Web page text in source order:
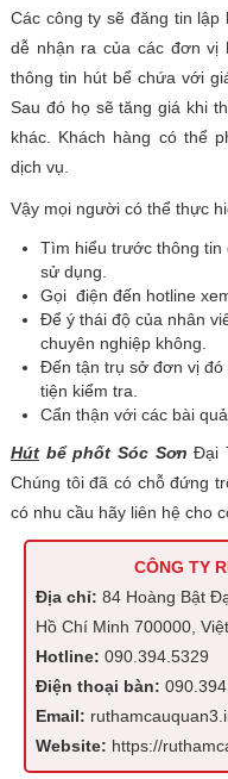
Các công ty sẽ đăng tin
dễ nhận ra của các đơn vị
thông tin hút bể chứa với
Sau đó họ sẽ tăng giá khi
khác. Khách hàng có thể
dịch vụ.
Vậy mọi người có thể thực
Tìm hiểu trước thông tin
sử dụng.
Gọi điện đến hotline
Để ý thái độ của nhân
chuyên nghiệp không.
Đến tận trụ sở đơn vị
tiện kiểm tra.
Cẩn thận với các bài
Hútbể phốt Sóc Sơn Đại
Chúng tôi đã có chỗ đứng
có nhu cầu hãy liên hệ cho
CÔNG TY
Địa chỉ: 84 Hoàng Bật
Hồ Chí Minh 700000,
Hotline:090.394.5329
Điện thoại bàn:
Email:
Website: https://